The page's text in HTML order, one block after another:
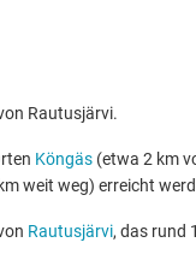
Rautusjärvi.
Köngäs (etwa 2 km
weit weg) erreicht
Rautusjärvi, das rund